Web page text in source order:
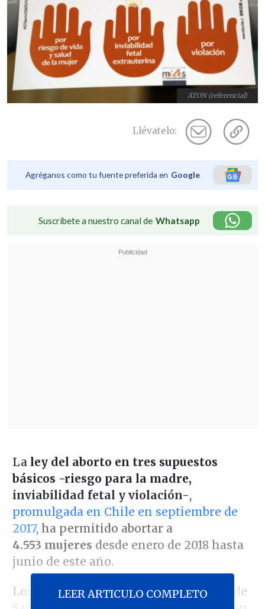
ATON (referencial)
Llévatelo:
Agréganos como tu fuente preferida en Google
Suscríbete a nuestro canal de Whatsapp
La ley del aborto en tres supuestos
básicos -riesgo para la madre,
inviabilidad fetal y violación-,
promulgada en Chile en septiembre de
2017, ha permitido abortar a
4.553 mujeres desde enero de 2018 hasta
junio de este año.
Los datos, procedentes del Ministerio de
LEER ARTICULO COMPLETO